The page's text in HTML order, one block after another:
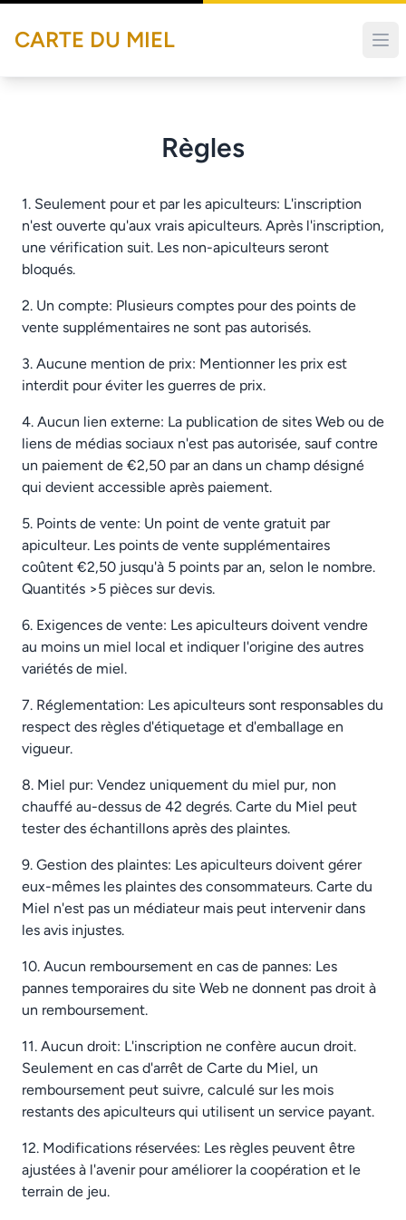
CARTE DU MIEL
Règles
1. Seulement pour et par les apiculteurs: L'inscription
n'est ouverte qu'aux vrais apiculteurs. Après l'inscription,
une vérification suit. Les non-apiculteurs seront
bloqués.
2. Un compte: Plusieurs comptes pour des points de
vente supplémentaires ne sont pas autorisés.
3. Aucune mention de prix: Mentionner les prix est
interdit pour éviter les guerres de prix.
4. Aucun lien externe: La publication de sites Web ou de
liens de médias sociaux n'est pas autorisée, sauf contre
un paiement de €2,50 par an dans un champ désigné
qui devient accessible après paiement.
5. Points de vente: Un point de vente gratuit par
apiculteur. Les points de vente supplémentaires
coûtent €2,50 jusqu'à 5 points par an, selon le nombre.
Quantités >5 pièces sur devis.
6. Exigences de vente: Les apiculteurs doivent vendre
au moins un miel local et indiquer l'origine des autres
variétés de miel.
7. Réglementation: Les apiculteurs sont responsables du
respect des règles d'étiquetage et d'emballage en
vigueur.
8. Miel pur: Vendez uniquement du miel pur, non
chauffé au-dessus de 42 degrés. Carte du Miel peut
tester des échantillons après des plaintes.
9. Gestion des plaintes: Les apiculteurs doivent gérer
eux-mêmes les plaintes des consommateurs. Carte du
Miel n'est pas un médiateur mais peut intervenir dans
les avis injustes.
10. Aucun remboursement en cas de pannes: Les
pannes temporaires du site Web ne donnent pas droit à
un remboursement.
11. Aucun droit: L'inscription ne confère aucun droit.
Seulement en cas d'arrêt de Carte du Miel, un
remboursement peut suivre, calculé sur les mois
restants des apiculteurs qui utilisent un service payant.
12. Modifications réservées: Les règles peuvent être
ajustées à l'avenir pour améliorer la coopération et le
terrain de jeu.